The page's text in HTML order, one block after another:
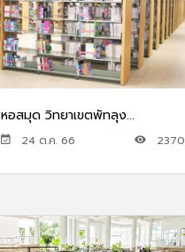
หอสมุด วิทยาเขตพัทลุง...
24 ต.ค. 66 2370